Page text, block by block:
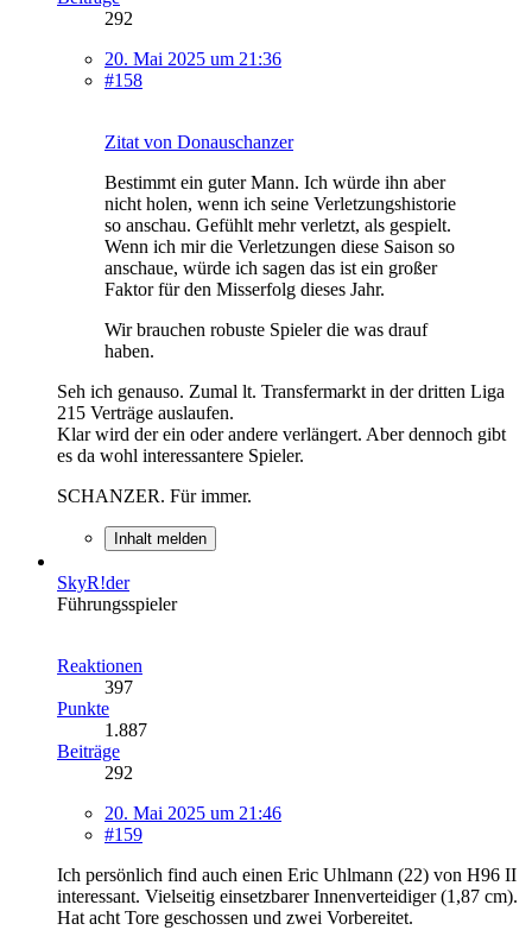
292
20. Mai 2025 um 21:36
#158
Zitat von Donauschanzer
Bestimmt ein guter Mann. Ich würde ihn aber
nicht holen, wenn ich seine Verletzungshistorie
so anschau. Gefühlt mehr verletzt, als gespielt.
Wenn ich mir die Verletzungen diese Saison so
anschaue, würde ich sagen das ist ein großer
Faktor für den Misserfolg dieses Jahr.
Wir brauchen robuste Spieler die was drauf
haben.
Seh ich genauso. Zumal lt. Transfermarkt in der dritten Liga
215 Verträge auslaufen.
Klar wird der ein oder andere verlängert. Aber dennoch gibt
es da wohl interessantere Spieler.
SCHANZER. Für immer.
Inhalt melden
SkyR!der
Führungsspieler
Reaktionen
397
Punkte
1.887
Beiträge
292
20. Mai 2025 um 21:46
#159
Ich persönlich find auch einen Eric Uhlmann (22) von H96 II
interessant. Vielseitig einsetzbarer Innenverteidiger (1,87 cm).
Hat acht Tore geschossen und zwei Vorbereitet.